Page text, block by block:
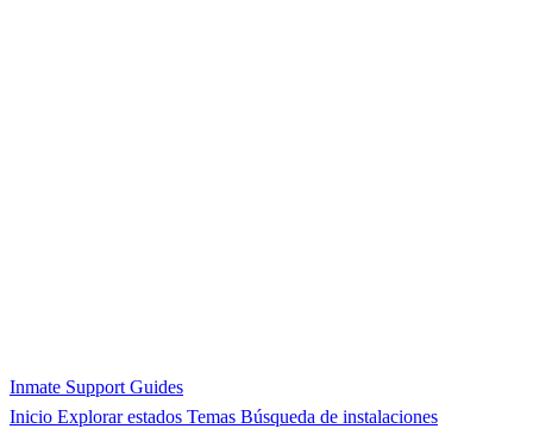
Inmate Support Guides
Inicio Explorar estados Temas Búsqueda de instalaciones